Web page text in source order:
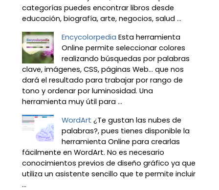
categorías puedes encontrar libros desde
educación, biografía, arte, negocios, salud ...
Encycolorpedia Esta herramienta
Online permite seleccionar colores
realizando búsquedas por palabras
clave, imágenes, CSS, páginas Web... que nos
dará el resultado para trabajar por rango de
tono y ordenar por luminosidad. Una
herramienta muy útil para ...
WordArt ¿Te gustan las nubes de
palabras?, pues tienes disponible la
herramienta Online para crearlas
fácilmente en WordArt. No es necesario
conocimientos previos de diseño gráfico ya que
utiliza un asistente sencillo que te permite incluir
...